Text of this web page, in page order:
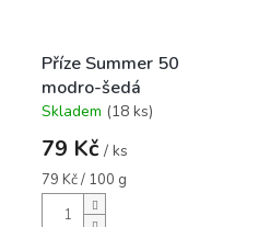
Příze Summer 50
modro-šedá
Průměrné
hodnocení
produktu
je
5,0
Skladem (18 ks)
79 Kč / ks
Měrná
cena:
79 Kč / 100 g